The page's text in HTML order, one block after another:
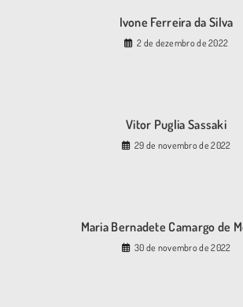
Ivone Ferreira da Silva
2 de dezembro de 2022
Vitor Puglia Sassaki
29 de novembro de 2022
Maria Bernadete Camargo de
30 de novembro de 2022